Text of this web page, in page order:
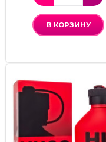
В КОРЗИНУ